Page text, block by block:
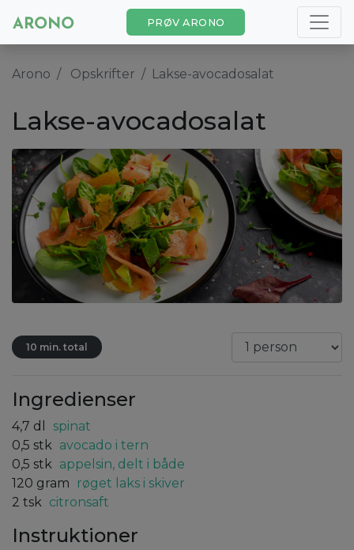
PRØV ARONO
Arono Opskrifter Lakse-avocadosalat
Lakse-avocadosalat
10 min. total
Ingredienser
4,7 dl
spinat
0,5 stk avocado i tern
0,5 stk appelsin, delt i både
120 gram
røget laks i skiver
2 tsk citronsaft
Instruktioner